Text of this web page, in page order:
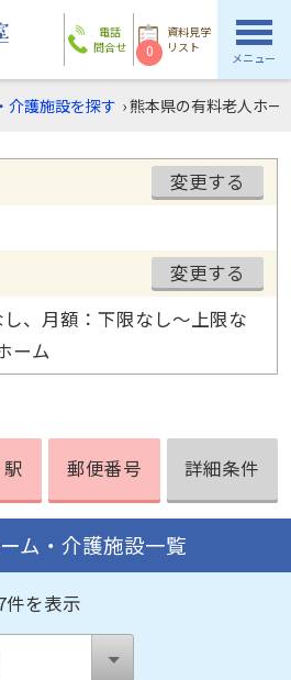
電話
問合せ
資料見学
リスト
0 メニュー
介護施設を探す ›熊本県の有料老人ホー
変更する
変更する
、月額：下限なし〜上限な
ーム
郵便番号 詳細条件
ム・介護施設一覧
件を表示